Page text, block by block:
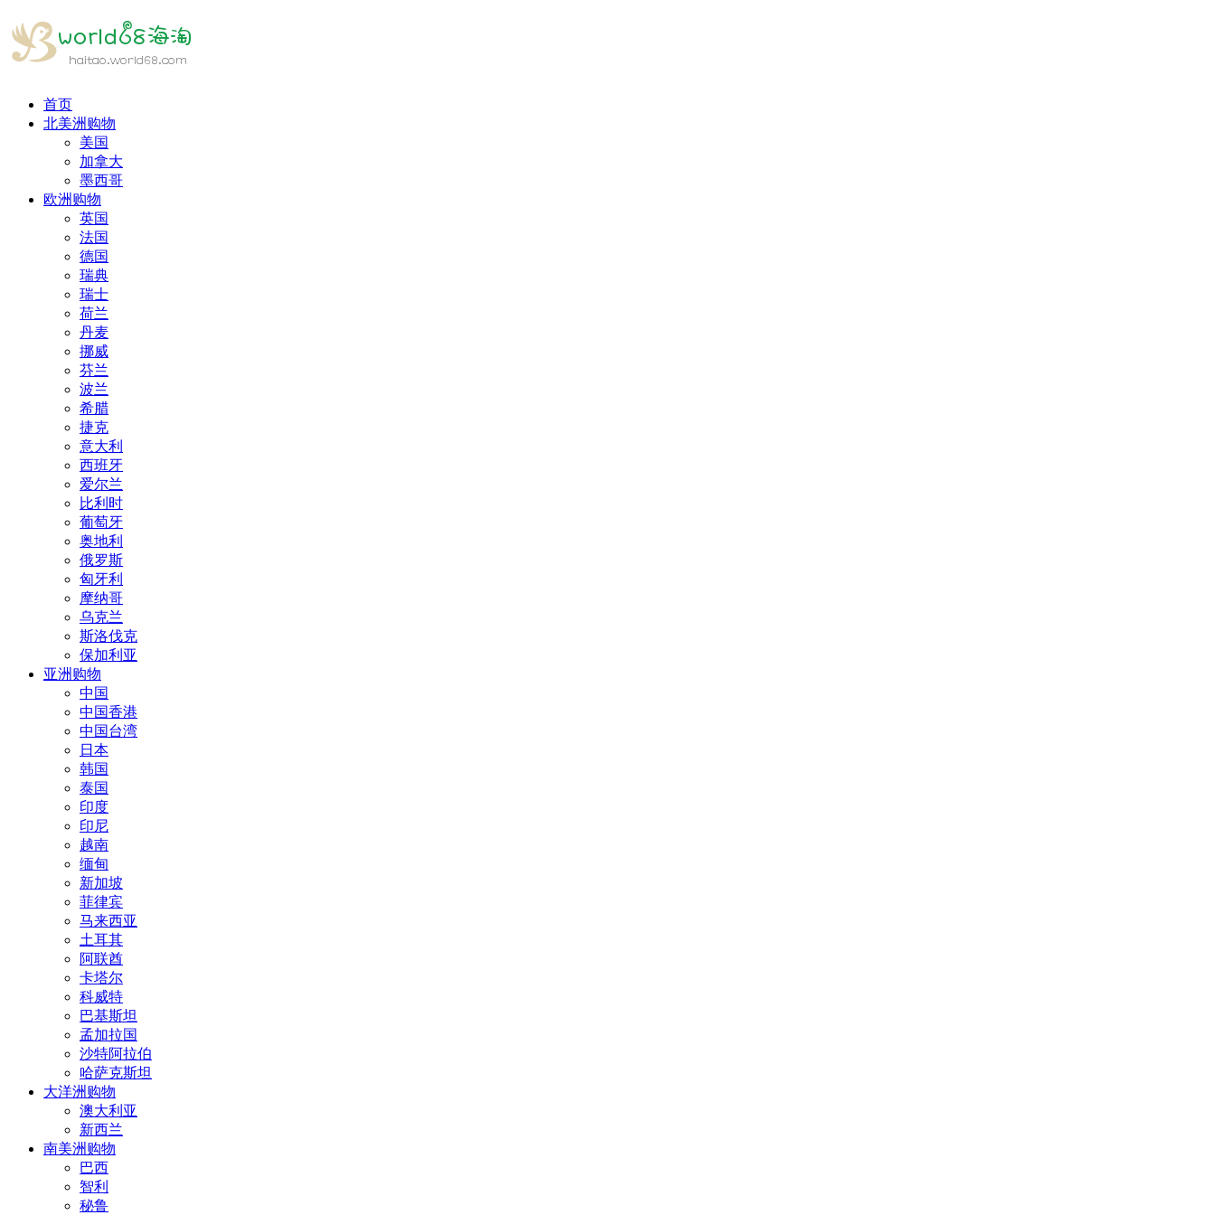
首页
北美洲购物
美国
加拿大
墨西哥
欧洲购物
英国
法国
德国
瑞典
瑞士
荷兰
丹麦
挪威
芬兰
波兰
希腊
捷克
意大利
西班牙
爱尔兰
比利时
葡萄牙
奥地利
俄罗斯
匈牙利
摩纳哥
乌克兰
斯洛伐克
保加利亚
亚洲购物
中国
中国香港
中国台湾
日本
韩国
泰国
印度
印尼
越南
缅甸
新加坡
菲律宾
马来西亚
土耳其
阿联酋
卡塔尔
科威特
巴基斯坦
孟加拉国
沙特阿拉伯
哈萨克斯坦
大洋洲购物
澳大利亚
新西兰
南美洲购物
巴西
智利
秘鲁